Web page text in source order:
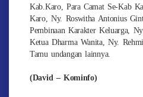
Kab.Karo, Para Camat Se-Kab
Karo, Ny. Roswitha Antonius
Pembinaan Karakter Keluarga,
Ketua Dharma Wanita, Ny.
Tamu undangan lainnya.
(David – Kominfo)